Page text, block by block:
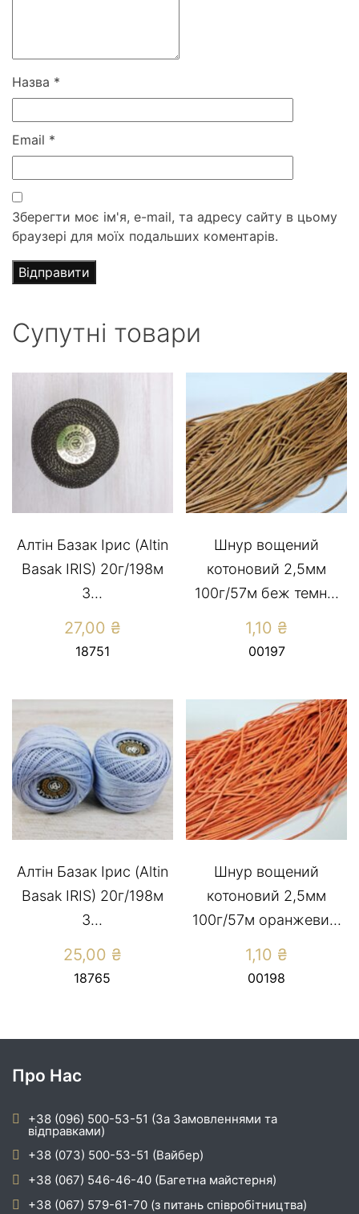
Назва *
Email *
Зберегти моє ім'я, e-mail, та адресу сайту в цьому
браузері для моїх подальших коментарів.
Супутні товари
Алтін Базак Ірис (Altin
Basak IRIS) 20г/198м
3...
27,00 ₴
18751
Шнур вощений
котоновий 2,5мм
100г/57м беж темн...
1,10 ₴
00197
Алтін Базак Ірис (Altin
Basak IRIS) 20г/198м
3...
25,00 ₴
18765
Шнур вощений
котоновий 2,5мм
100г/57м оранжеви...
1,10 ₴
00198
Про Нас
+38 (096) 500-53-51 (За Замовленнями та
відправками)
+38 (073) 500-53-51 (Вайбер)
+38 (067) 546-46-40 (Багетна майстерня)
+38 (067) 579-61-70 (з питань співробітництва)